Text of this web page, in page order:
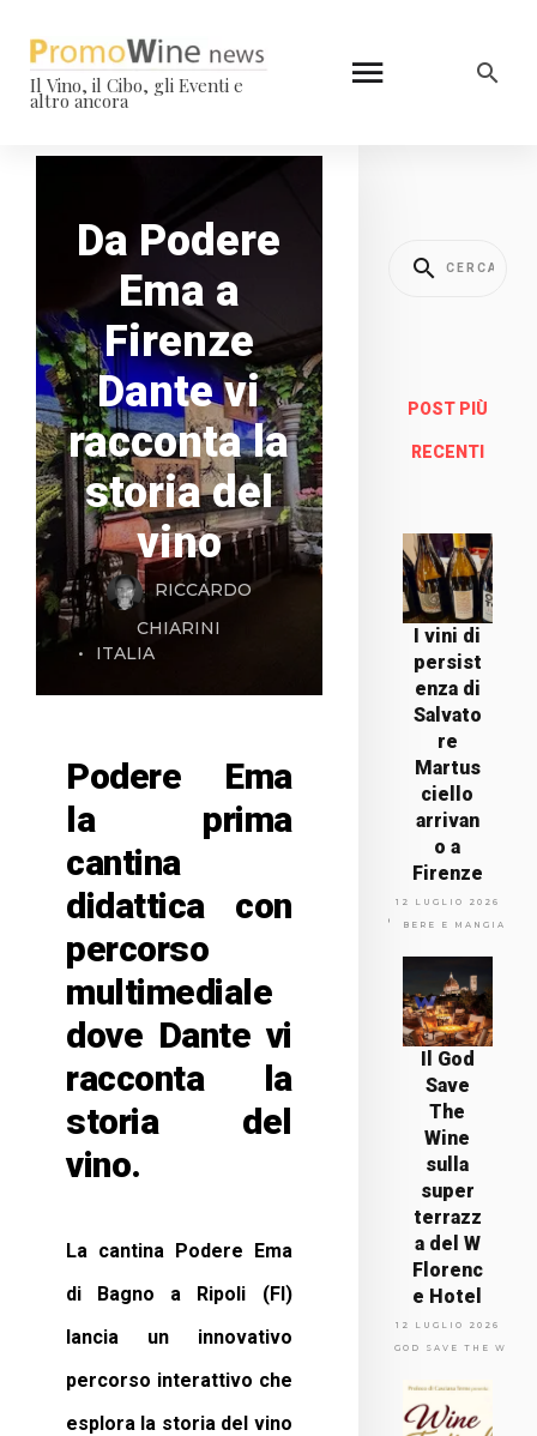
Il Vino, il Cibo, gli Eventi e
altro ancora
Da Podere
Ema a
Firenze
Dante vi
racconta la
storia del
vino
RICCARDO
CHIARINI
ITALIA
Podere Ema
la prima
cantina
didattica con
percorso
multimediale
dove Dante vi
racconta la
storia del
vino.
La cantina Podere Ema
di Bagno a Ripoli (FI)
lancia un innovativo
percorso interattivo che
esplora la storia del vino
POST PIÙ
RECENTI
I vini di
persist
enza di
Salvato
re
Martus
ciello
arrivan
o a
Firenze
12 LUGLIO 2026
BERE E MANGIARE
Il God
Save
The
Wine
sulla
super
terrazz
a del W
Florenc
e Hotel
12 LUGLIO 2026
GOD SAVE THE WINE